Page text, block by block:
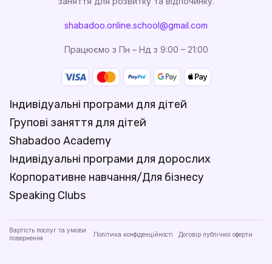
shabadoo.online.school@gmail.com
Працюємо з Пн – Нд з 9:00 – 21:00
Індивідуальні програми для дітей
Групові заняття для дітей
Shabadoo Academy
Індивідуальні програми для дорослих
Корпоративне навчання/Для бізнесу
Speaking Clubs
Вартість послуг та умови
повернення
Політика конфіденційності Договір публічної оферти